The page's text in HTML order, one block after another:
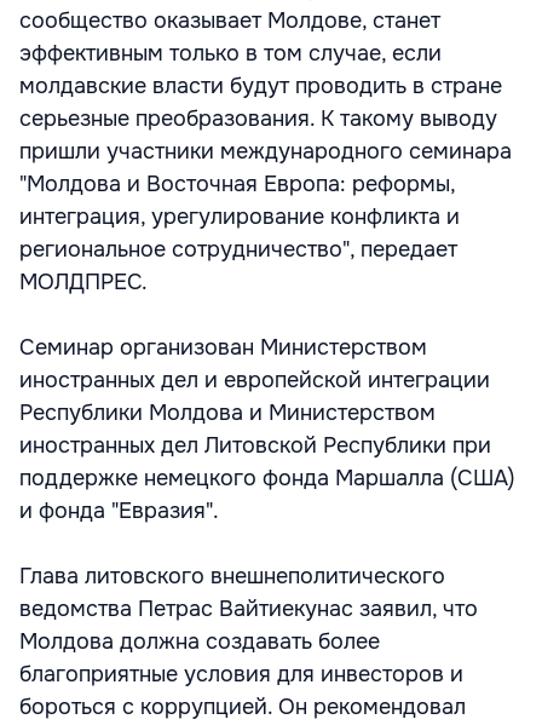
сообщество оказывает Молдове, станет
эффективным только в том случае, если
молдавские власти будут проводить в стране
серьезные преобразования. К такому выводу
пришли участники международного семинара
"Молдова и Восточная Европа: реформы,
интеграция, урегулирование конфликта и
региональное сотрудничество", передает
МОЛДПРЕС.
Семинар организован Министерством
иностранных дел и европейской интеграции
Республики Молдова и Министерством
иностранных дел Литовской Республики при
поддержке немецкого фонда Маршалла (США)
и фонда "Евразия".
Глава литовского внешнеполитического
ведомства Петрас Вайтиекунас заявил, что
Молдова должна создавать более
благоприятные условия для инвесторов и
бороться с коррупцией. Он рекомендовал